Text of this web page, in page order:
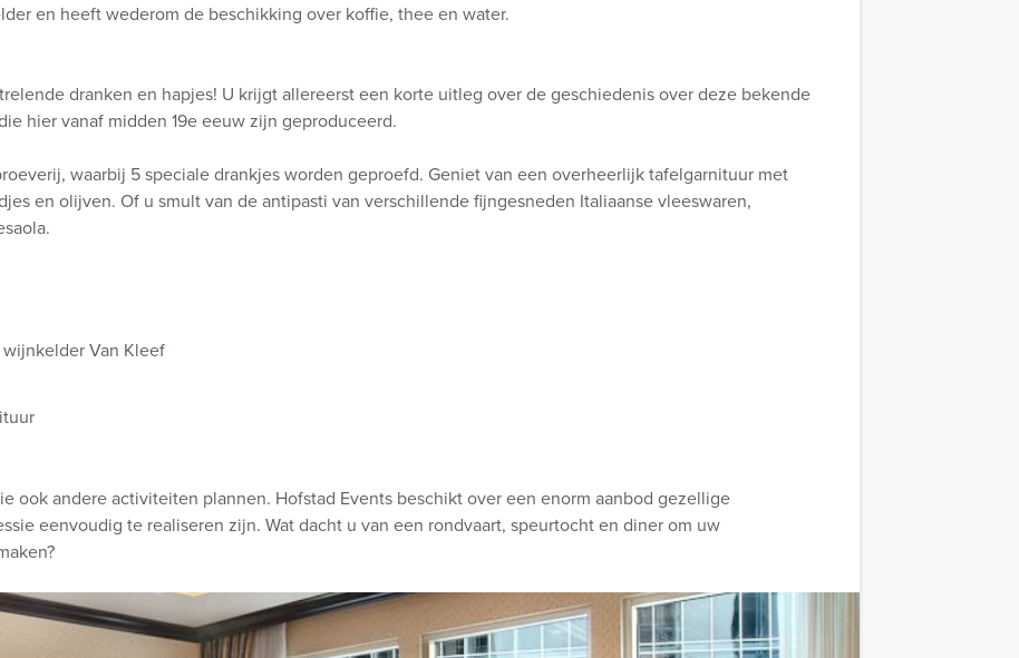
en heeft wederom de beschikking over koffie, thee en water.
dranken en hapjes! U krijgt allereerst een korte uitleg over de geschiedenis over deze bekende
hier vanaf midden 19e eeuw zijn geproduceerd.
waarbij 5 speciale drankjes worden geproefd. Geniet van een overheerlijk tafelgarnituur met
en olijven. Of u smult van de antipasti van verschillende fijngesneden Italiaanse vleeswaren,
Van Kleef
ook andere activiteiten plannen. Hofstad Events beschikt over een enorm aanbod gezellige
eenvoudig te realiseren zijn. Wat dacht u van een rondvaart, speurtocht en diner om uw